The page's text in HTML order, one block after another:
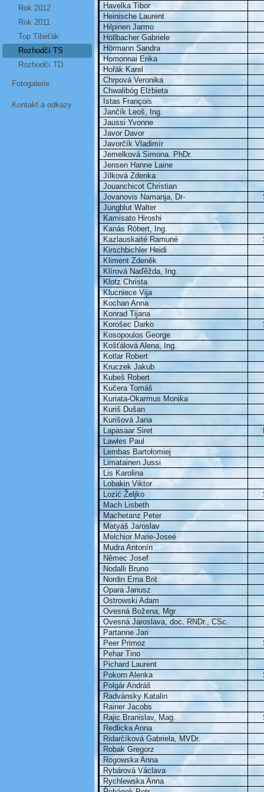
Rok 2012
Rok 2011
Top Tibeťák
Rozhodčí TS
Rozhodčí TD
Fotogalerie
Kontakt a odkazy
Havelka Tibor
Heinische Laurent
Hilpinen Jarmo
Höllbacher Gabriele
Hörmann Sandra
Homonnai Erika
Hořák Karel
Chrpová Veronika
Chwalibóg Elżbieta
Istas François
Jančík Leoš, Ing.
Jaussi Yvonne
Javor Davor
Javorčík Vladimír
Jemelková Simona. PhDr.
Jensen Hanne Laine
Jílková Zdenka
Jouanchicot Christian
Jovanovis Namanja, Dr-
Jungblut Walter
Kamisato Hiroshi
Kanás Róbert, Ing.
Kazlauskaité Ramuné
Kirschbichler Heidi
Kliment Zdeněk
Klírová Naďěžda, Ing.
Klotz Christa
Klucniece Vija
Kochan Anna
Konrad Tijana
Korošec Darko
Kosopoulos George
Košťálová Alena, Ing.
Kotlar Robert
Kruczek Jakub
Kubeš Robert
Kučera Tomáš
Kuriata-Okarmus Monika
Kuriš Dušan
Kurišová Jana
Lapasaar Siret
Lawles Paul
Lembas Bartołomiej
Limatainen Jussi
Lis Karolina
Lobakin Viktor
Lozić Željko
Mach Lisbeth
Machetanz Peter
Matyáš Jaroslav
Melchior Marie-Joseé
Mudra Antonín
Němec Josef
Nodalli Bruno
Nordin Erna Brit
Opara Janusz
Ostrowski Adam
Ovesná Božena, Mgr.
Ovesná Jaroslava, doc. RNDr., CSc.
Partanne Jari
Peer Primoz
Pehar Tino
Pichard Laurent
Pokorn Alenka
Polgár Andráš
Radvánsky Katalin
Rainer Jacobs
Rajic Branislav, Mag.
Redlicka Anna
Ridarčíková Gabriela, MVDr.
Robak Gregorz
Rogowska Anna
Rybárová Václava
Rychlewska Anna